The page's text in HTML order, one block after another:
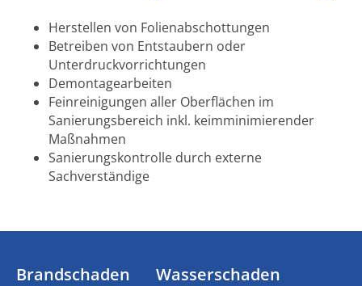
Herstellen von Folienabschottungen
Betreiben von Entstaubern oder
Unterdruckvorrichtungen
Demontagearbeiten
Feinreinigungen aller Oberflächen im
Sanierungsbereich inkl. keimminimierender
Maßnahmen
Sanierungskontrolle durch externe
Sachverständige
Brandschaden Wasserschaden